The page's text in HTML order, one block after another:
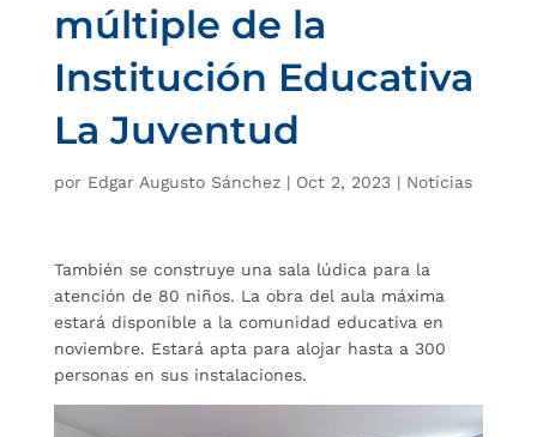
múltiple de la
Institución Educativa
La Juventud
por Edgar Augusto Sánchez| Oct 2, 2023| Noticias
También se construye una sala lúdica para la
atención de 80 niños. La obra del aula máxima
estará disponible a la comunidad educativa en
noviembre. Estará apta para alojar hasta a 300
personas en sus instalaciones.